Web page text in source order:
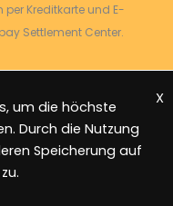
Kreditkarte und E-
Settlement Center.
vorbehalten
um die höchste
Durch die Nutzung
Speicherung auf
X